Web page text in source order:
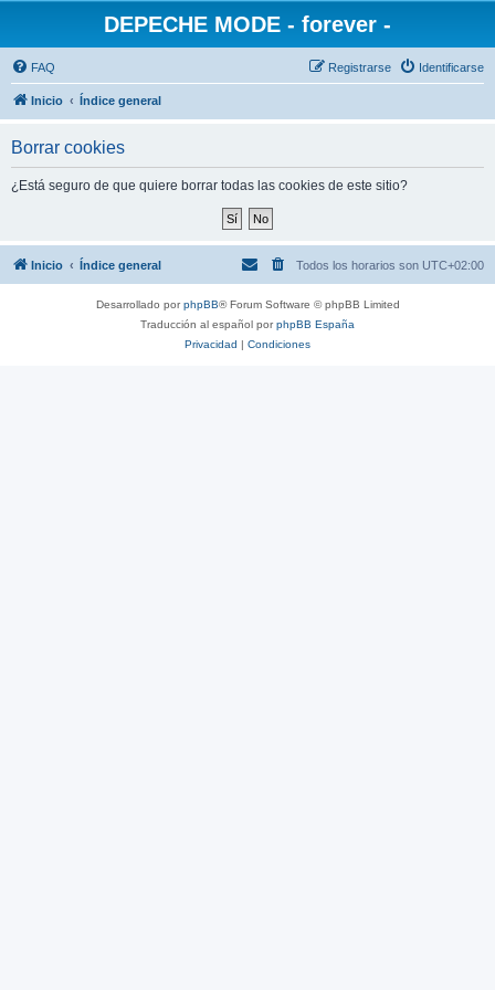
DEPECHE MODE - forever -
FAQ Identificarse
Registrarse
Inicio Índice general
Borrar cookies
¿Está seguro de que quiere borrar todas las cookies de este sitio?
Inicio Índice general Todos los horarios son UTC+02:00
Desarrollado porphpBB® Forum Software © phpBB Limited
Traducción al español porphpBB España
Privacidad | Condiciones